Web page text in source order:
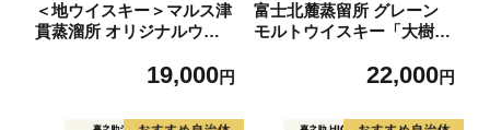
＜地ウイスキー＞マルス津
貫蒸溜所 オリジナルウイ
本 K204-006_0219,000円
富士北麓蒸留所 グレーン
モルトウイスキー「大樹
蔵が手掛けました＞【井出
22,000円